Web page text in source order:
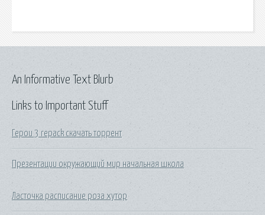
Links to Important Stuff
Герои 3 repack скачать торрент
Презентации окружающий мир начальная школа
Ласточка расписание роза хутор
An Informative Text Blurb